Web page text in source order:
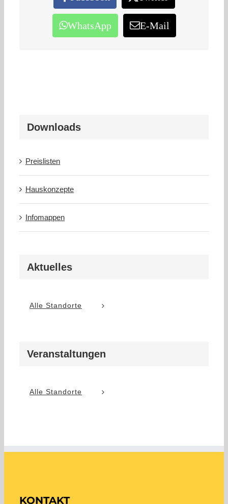
WhatsApp E-Mail
Downloads
Preislisten
Hauskonzepte
Infomappen
Aktuelles
Alle Standorte
Veranstaltungen
Alle Standorte
KONTAKT